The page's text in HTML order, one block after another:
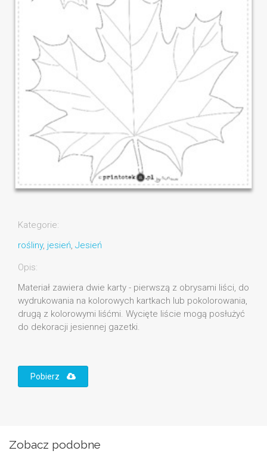
Kategorie:
rośliny, jesień, Jesień
Opis:
Materiał zawiera dwie karty - pierwszą z obrysami liści, do
wydrukowania na kolorowych kartkach lub pokolorowania,
drugą z kolorowymi liśćmi. Wycięte liście mogą posłużyć
do dekoracji jesiennej gazetki.
Pobierz
Zobacz podobne